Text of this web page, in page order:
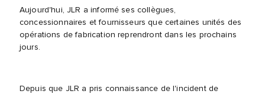
Aujourd'hui, JLR a informé ses collègues,
concessionnaires et fournisseurs que certaines unités des
opérations de fabrication reprendront dans les prochains
jours.
Depuis que JLR a pris connaissance de l'incident de